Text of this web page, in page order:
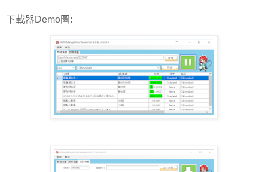
下載器Demo圖: